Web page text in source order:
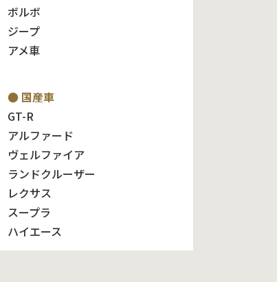
ボルボ
ジープ
アメ車
● 国産車
GT-R
アルファード
ヴェルファイア
ランドクルーザー
レクサス
スープラ
ハイエース